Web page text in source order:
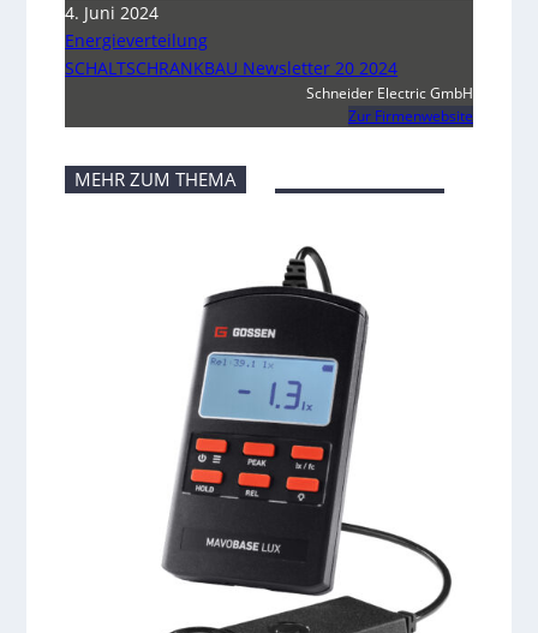
4. Juni 2024
Energieverteilung
SCHALTSCHRANKBAU Newsletter 20 2024
Schneider Electric GmbH
Zur Firmenwebsite
MEHR ZUM THEMA